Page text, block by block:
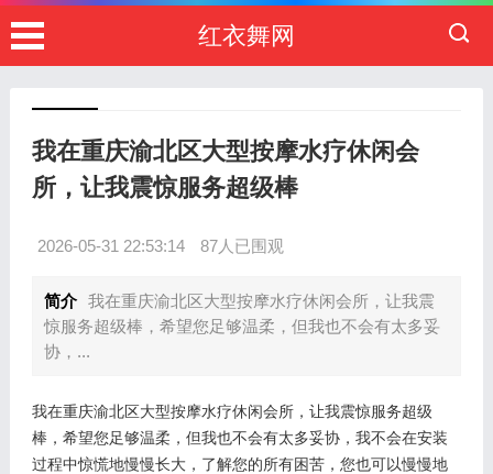
红衣舞网
我在重庆渝北区大型按摩水疗休闲会
所，让我震惊服务超级棒
2026-05-31 22:53:14 87人已围观
简介 我在重庆渝北区大型按摩水疗休闲会所，让我震
惊服务超级棒，希望您足够温柔，但我也不会有太多妥
协，...
我在重庆渝北区大型按摩水疗休闲会所，让我震惊服务超级
棒，希望您足够温柔，但我也不会有太多妥协，我不会在安装
过程中惊慌地慢慢长大，了解您的所有困苦，您也可以慢慢地